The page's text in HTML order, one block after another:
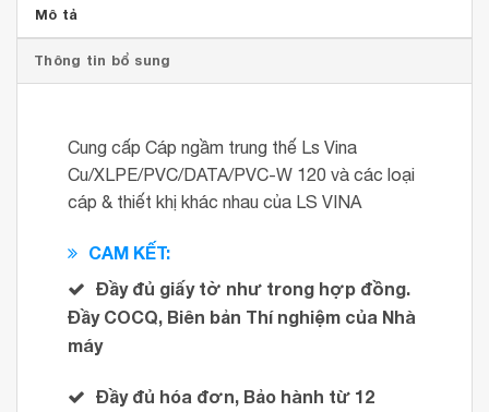
Mô tả
Thông tin bổ sung
Cung cấp Cáp ngầm trung thế Ls Vina
Cu/XLPE/PVC/DATA/PVC-W 120 và các loại
cáp & thiết khị khác nhau của LS VINA
CAM KẾT:
Đầy đủ giấy tờ như trong hợp đồng.
Đầy COCQ, Biên bản Thí nghiệm của Nhà
máy
Đầy đủ hóa đơn, Bảo hành từ 12